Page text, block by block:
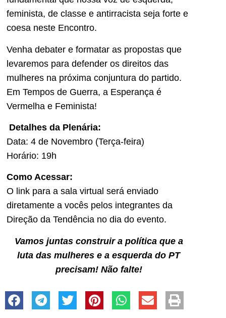
feminista, de classe e antirracista seja forte e
coesa neste Encontro.
Venha debater e formatar as propostas que
levaremos para defender os direitos das
mulheres na próxima conjuntura do partido.
Em Tempos de Guerra, a Esperança é
Vermelha e Feminista!
Detalhes da Plenária:
Data: 4 de Novembro (Terça-feira)
Horário: 19h
Como Acessar:
O link para a sala virtual será enviado
diretamente a vocês pelos integrantes da
Direção da Tendência no dia do evento.
Vamos juntas construir a política que a
luta das mulheres e a esquerda do PT
precisam! Não falte!